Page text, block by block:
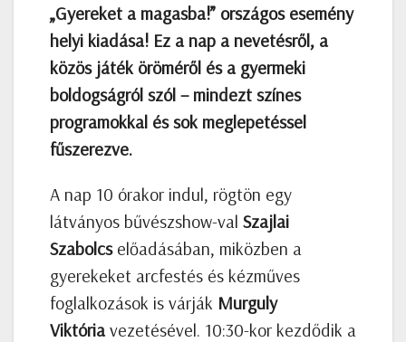
„Gyereket a magasba!” országos esemény
helyi kiadása! Ez a nap a nevetésről, a
közös játék öröméről és a gyermeki
boldogságról szól – mindezt színes
programokkal és sok meglepetéssel
fűszerezve.
A nap 10 órakor indul, rögtön egy
látványos bűvészshow-val Szajlai
Szabolcselőadásában, miközben a
gyerekeket arcfestés és kézműves
foglalkozások is várják Murguly
Viktóriavezetésével. 10:30-kor kezdődik a